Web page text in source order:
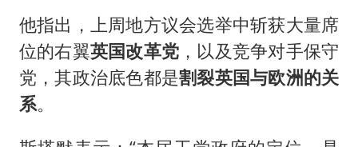
他指出，上周地方议会选举中斩获大量席
位的右翼英国改革党 ，以及竞争对手保守
党，其政治底色都是割裂英国与欧洲的关
系。